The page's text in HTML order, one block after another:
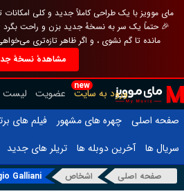
مای موویز با یک طراحی کاملاً جدید و کلی امکانات
🎉 حتماً یک سر به نسخهٔ جدید بزن و راحت
مانده تا گم نشوی ، و اگر ظاهر تازه‌تری
مشاهدهٔ نسخهٔ
new
ورود به سایت عضویت لیست
صفحه اصلی
چهره های مشهور
فیلم های
سریال ها
آخرین دوبله ها تریلر های جدید
صفحه اصلی اشخاص Galliani